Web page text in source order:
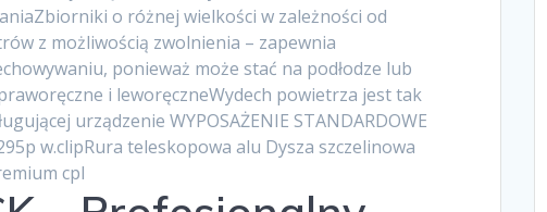
o różnej wielkości w zależności od
z możliwością zwolnienia – zapewnia
ponieważ może stać na podłodze lub
i leworęczneWydech powietrza jest tak
urządzenie WYPOSAŻENIE STANDARDOWE
w.clipRura teleskopowa alu Dysza szczelinowa
cpl